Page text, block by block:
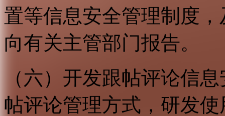
置等信息安全管理制度
向有关主管部门报告。
（六）开发跟帖评论信
帖评论管理方式，研发